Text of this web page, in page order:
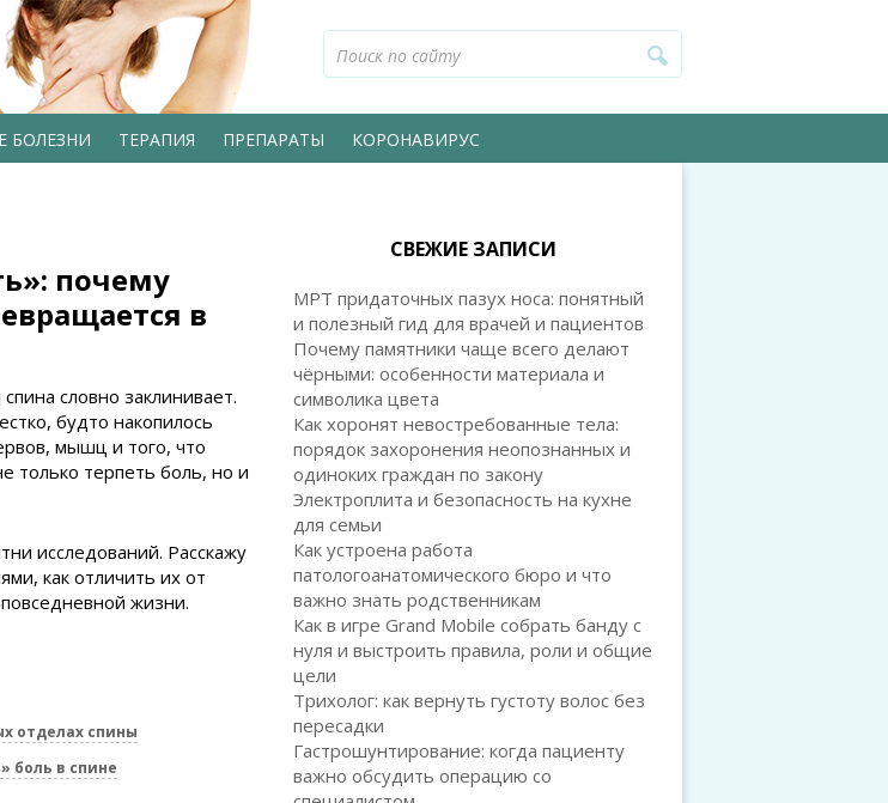
БОЛЕЗНИ ТЕРАПИЯ ПРЕПАРАТЫ КОРОНАВИРУС
почему
в
словно заклинивает.
будто накопилось
мышц и того, что
только терпеть боль, но и
исследований. Расскажу
как отличить их от
жизни.
отделах спины
боль в спине
СВЕЖИЕ ЗАПИСИ
МРТ придаточных пазух носа: понятный
и полезный гид для врачей и пациентов
Почему памятники чаще всего делают
чёрными: особенности материала и
символика цвета
Как хоронят невостребованные тела:
порядок захоронения неопознанных и
одиноких граждан по закону
Электроплита и безопасность на кухне
для семьи
Как устроена работа
патологоанатомического бюро и что
важно знать родственникам
Как в игре Grand Mobile собрать банду с
нуля и выстроить правила, роли и общие
цели
Трихолог: как вернуть густоту волос без
пересадки
Гастрошунтирование: когда пациенту
важно обсудить операцию со